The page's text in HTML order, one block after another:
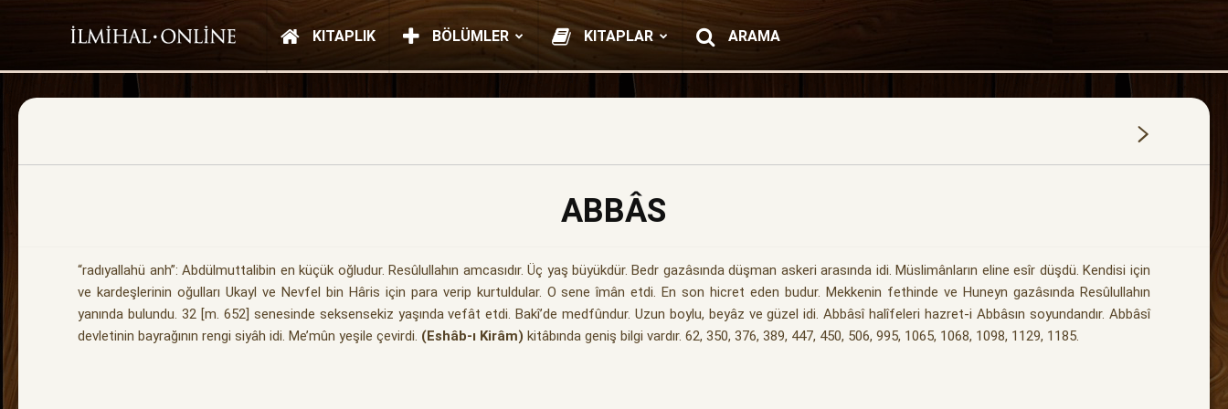
KITAPLIK BÖLÜMLER KITAPLAR ARAMA
ABBÂS
“radıyallahü anh”: Abdülmuttalibin en küçük oğludur. Resûlullahın amcasıdır. Üç yaş büyükdür. Bedr gazâsında düşman askeri arasında idi. Müslimânların eline esîr düşdü. Kendisi için
ve kardeşlerinin oğulları Ukayl ve Nevfel bin Hâris için para verip kurtuldular. O sene îmân etdi. En son hicret eden budur. Mekkenin fethinde ve Huneyn gazâsında Resûlullahın
yanında bulundu. 32 [m. 652] senesinde seksensekiz yaşında vefât etdi. Bakî’de medfûndur. Uzun boylu, beyâz ve güzel idi. Abbâsî halîfeleri hazret-i Abbâsın soyundandır. Abbâsî
devletinin bayrağının rengi siyâh idi. Me’mûn yeşile çevirdi. (Eshâb-ı Kirâm) kitâbında geniş bilgi vardır. 62, 350, 376, 389, 447, 450, 506, 995, 1065, 1068, 1098, 1129, 1185.